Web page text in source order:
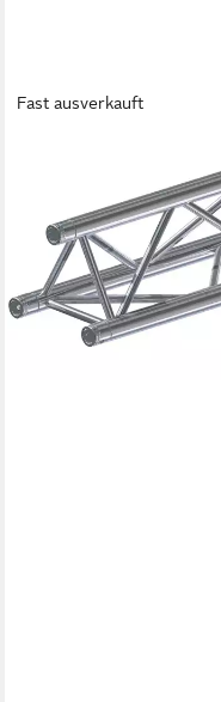
Fast ausverkauft
Lampenstativ (F33,
Punkt Truss inkl.
Verbinder - 3-Punkt)
171,72 €
lieferbar - in 3-4 Werktagen